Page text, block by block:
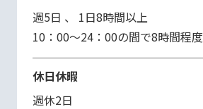
週5日 、 1日8時間以上
10：00～24：00の間で8時間程度
休日休暇
週休2日